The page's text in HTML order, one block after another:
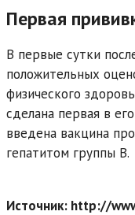
Первая
В первые сутки
положительных
физического
сделана первая в
введена вакцина
гепатитом группы В.
Источник: http://